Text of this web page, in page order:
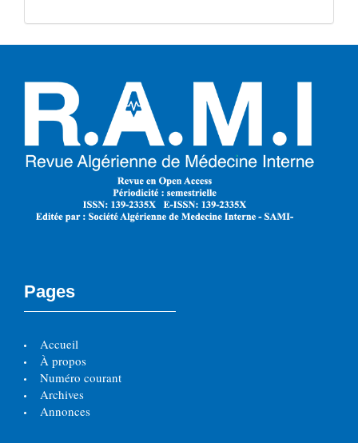
Pages
Accueil
À propos
Numéro courant
Archives
Annonces